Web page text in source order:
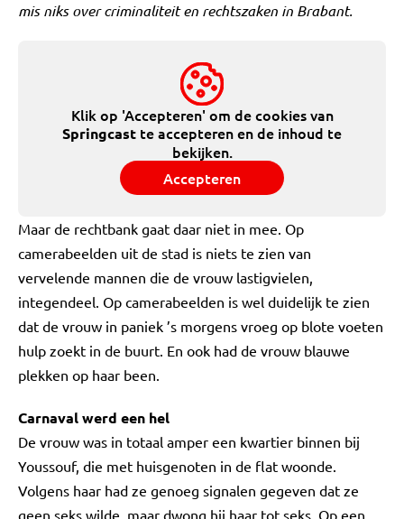
mis niks over criminaliteit en rechtszaken in Brabant.
Klik op 'Accepteren' om de cookies van
Springcast te accepteren en de inhoud te
bekijken.
Accepteren
Maar de rechtbank gaat daar niet in mee. Op
camerabeelden uit de stad is niets te zien van
vervelende mannen die de vrouw lastigvielen,
integendeel. Op camerabeelden is wel duidelijk te zien
dat de vrouw in paniek ’s morgens vroeg op blote voeten
hulp zoekt in de buurt. En ook had de vrouw blauwe
plekken op haar been.
Carnaval werd een hel
De vrouw was in totaal amper een kwartier binnen bij
Youssouf, die met huisgenoten in de flat woonde.
Volgens haar had ze genoeg signalen gegeven dat ze
geen seks wilde, maar dwong hij haar tot seks. Op een